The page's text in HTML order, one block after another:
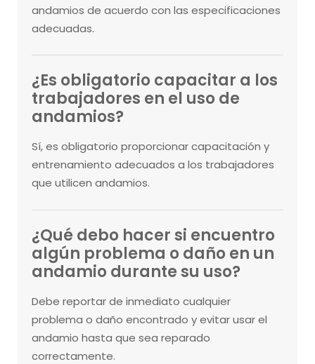
andamios de acuerdo con las especificaciones
adecuadas.
¿Es obligatorio capacitar a los
trabajadores en el uso de
andamios?
Sí, es obligatorio proporcionar capacitación y
entrenamiento adecuados a los trabajadores
que utilicen andamios.
¿Qué debo hacer si encuentro
algún problema o daño en un
andamio durante su uso?
Debe reportar de inmediato cualquier
problema o daño encontrado y evitar usar el
andamio hasta que sea reparado
correctamente.